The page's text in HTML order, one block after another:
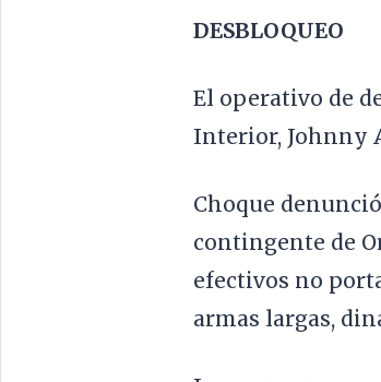
DESBLOQUEO
El operativo de
Interior, Johnny
Choque
contingente de
efectivos no
armas largas,